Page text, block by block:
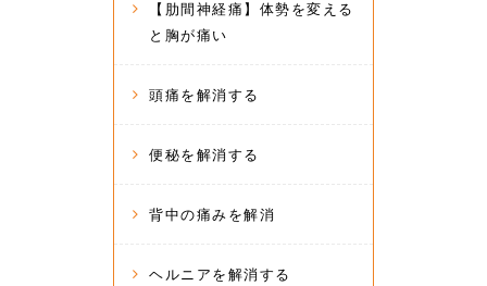
【肋間神経痛】体勢を変える
と胸が痛い
頭痛を解消する
便秘を解消する
背中の痛みを解消
ヘルニアを解消する